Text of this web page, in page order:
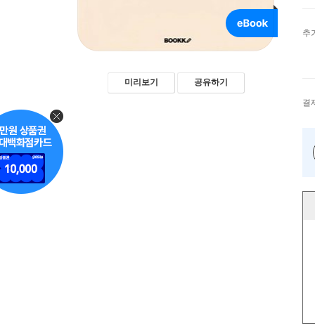
미리보기 공유하기
추
결